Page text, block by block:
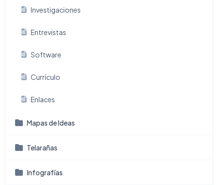
Investigaciones
Entrevistas
Software
Currículo
Enlaces
Mapas de Ideas
Telarañas
Infografí­as